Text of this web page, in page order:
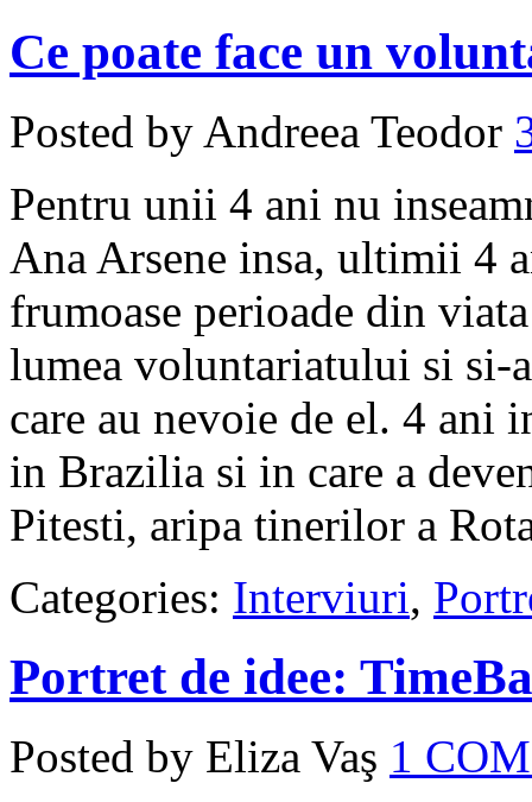
Ce poate face un
Posted by Andreea Teodor
Pentru unii 4 ani nu
Ana Arsene insa, ultimii 4
frumoase perioade din
lumea voluntariatului si si-
care au nevoie de el. 4 ani
in Brazilia si in care a
Pitesti, aripa tinerilor a
Categories: Interviuri,
Portret de idee:
Posted by Eliza Vaş 1